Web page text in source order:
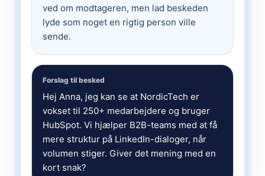
ved om modtageren, men lad beskeden
lyde som noget en rigtig person ville
sende.
Forslag til besked
Hej Anna, jeg kan se at NordicTech er
vokset til 250+ medarbejdere og bruger
HubSpot. Vi hjælper B2B-teams med at få
mere struktur på LinkedIn-dialoger, når
volumen stiger. Giver det mening med en
kort snak?